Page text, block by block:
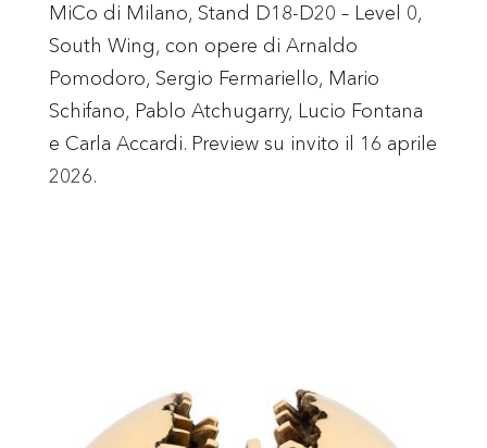
MiCo di Milano, Stand D18-D20 – Level 0,
South Wing, con opere di Arnaldo
Pomodoro, Sergio Fermariello, Mario
Schifano, Pablo Atchugarry, Lucio Fontana
e Carla Accardi. Preview su invito il 16 aprile
2026.